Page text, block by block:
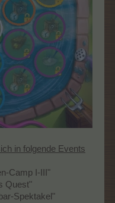
in folgende Events
Camp I-III"
Quest"
Spektakel"